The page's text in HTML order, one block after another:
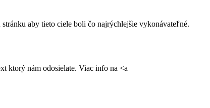
aby tieto ciele boli čo najrýchlejšie vykonávateľné.
ktorý nám odosielate. Viac info na <a